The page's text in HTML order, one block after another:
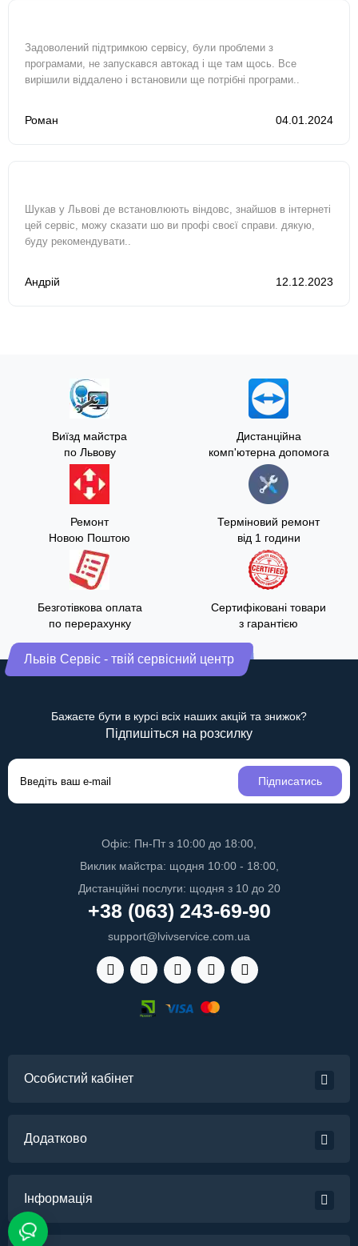
Задоволений підтримкою сервісу, були проблеми з
програмами, не запускався автокад і ще там щось. Все
вирішили віддалено і встановили ще потрібні програми..
Роман 04.01.2024
Шукав у Львові де встановлюють віндовс, знайшов в інтернеті
цей сервіс, можу сказати шо ви профі своєї справи. дякую,
буду рекомендувати..
Андрій 12.12.2023
Виїзд майстра
по Львову
Дистанційна
комп'ютерна допомога
Ремонт
Новою Поштою
Терміновий ремонт
від 1 години
Безготівкова оплата
по перерахунку
Сертифіковані товари
з гарантією
Львів Сервіс - твій сервісний центр
Бажаєте бути в курсі всіх наших акцій та знижок?
Підпишіться на розсилку
Підписатись
Офіс: Пн-Пт з 10:00 до 18:00,
Виклик майстра: щодня 10:00 - 18:00,
Дистанційні послуги: щодня з 10 до 20
+38 (063) 243-69-90
support@lvivservice.com.ua
Особистий кабінет
Додатково
Інформація